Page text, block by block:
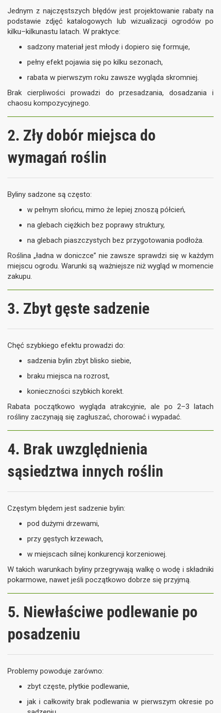
Jednym z najczęstszych błędów jest projektowanie rabaty na
podstawie zdjęć katalogowych lub wizualizacji ogrodów po
kilku–kilkunastu latach. W praktyce:
sadzony materiał jest młody i dopiero się formuje,
pełny efekt pojawia się po kilku sezonach,
rabata w pierwszym roku zawsze wygląda skromniej.
Brak cierpliwości prowadzi do przesadzania, dosadzania i
chaosu kompozycyjnego.
2. Zły dobór miejsca do
wymagań roślin
Byliny sadzone są często:
w pełnym słońcu, mimo że lepiej znoszą półcień,
na glebach ciężkich bez poprawy struktury,
na glebach piaszczystych bez przygotowania podłoża.
Roślina „ładna w doniczce” nie zawsze sprawdzi się w każdym
miejscu ogrodu. Warunki są ważniejsze niż wygląd w momencie
zakupu.
3. Zbyt gęste sadzenie
Chęć szybkiego efektu prowadzi do:
sadzenia bylin zbyt blisko siebie,
braku miejsca na rozrost,
konieczności szybkich korekt.
Rabata początkowo wygląda atrakcyjnie, ale po 2–3 latach
rośliny zaczynają się zagłuszać, chorować i wypadać.
4. Brak uwzględnienia
sąsiedztwa innych roślin
Częstym błędem jest sadzenie bylin:
pod dużymi drzewami,
przy gęstych krzewach,
w miejscach silnej konkurencji korzeniowej.
W takich warunkach byliny przegrywają walkę o wodę i składniki
pokarmowe, nawet jeśli początkowo dobrze się przyjmą.
5. Niewłaściwe podlewanie po
posadzeniu
Problemy powoduje zarówno:
zbyt częste, płytkie podlewanie,
jak i całkowity brak podlewania w pierwszym okresie po